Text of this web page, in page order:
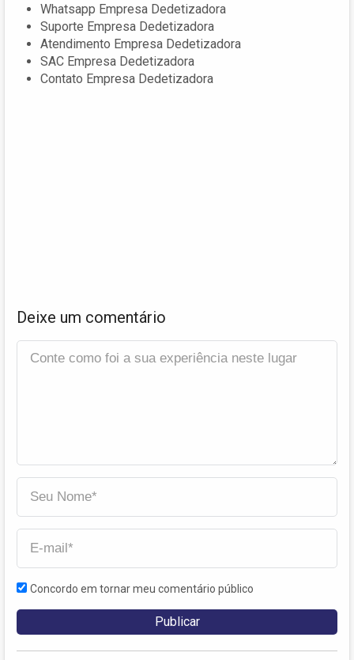
Whatsapp Empresa Dedetizadora
Suporte Empresa Dedetizadora
Atendimento Empresa Dedetizadora
SAC Empresa Dedetizadora
Contato Empresa Dedetizadora
Deixe um comentário
Concordo em tornar meu comentário público